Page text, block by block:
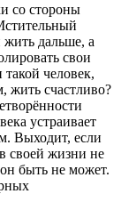
со стороны
жить дальше, а
свои
человек,
жить счастливо?
устраивает
Выходит, если
своей жизни не
быть не может.